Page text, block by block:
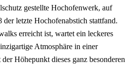
gestellte Hochofenwerk, auf
der letzte Hochofenabstich stattfand.
erreicht ist, wartet ein leckeres
Atmosphäre in einer
Höhepunkt dieses ganz besonderen